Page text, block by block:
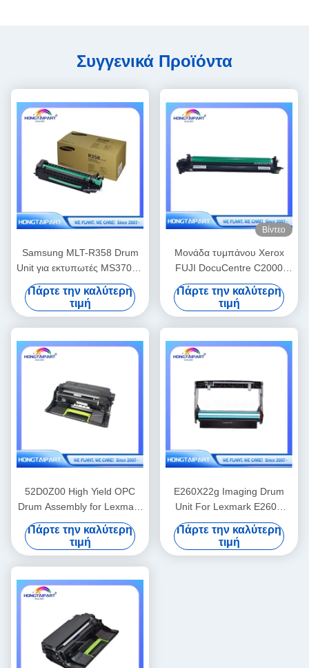
Συγγενικά Προϊόντα
Samsung MLT-R358 Drum
Unit για εκτυπωτές MS370LX
M4370LX M5360RX
Πάρτε την καλύτερη
τιμή
Βίντεο
Μονάδα τυμπάνου Xerox
FUJI DocuCentre C2000
SC2020 CT351053 68.2K
Πάρτε την καλύτερη
τιμή
52D0Z00 High Yield OPC
Drum Assembly for Lexmark
MS810 MS812 MX710
MX711 MX712
Πάρτε την καλύτερη
τιμή
E260X22g Imaging Drum
Unit For Lexmark E260D
E260DN E360D E460 E462
Printer
Πάρτε την καλύτερη
τιμή